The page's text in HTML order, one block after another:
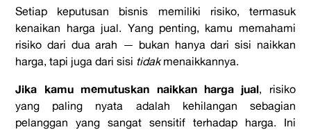
Setiap keputusan bisnis memiliki risiko, termasuk
kenaikan harga jual. Yang penting, kamu memahami
risiko dari dua arah — bukan hanya dari sisi naikkan
harga, tapi juga dari sisi tidakmenaikkannya.
Jika kamu memutuskan naikkan harga jual, risiko
yang paling nyata adalah kehilangan sebagian
pelanggan yang sangat sensitif terhadap harga. Ini